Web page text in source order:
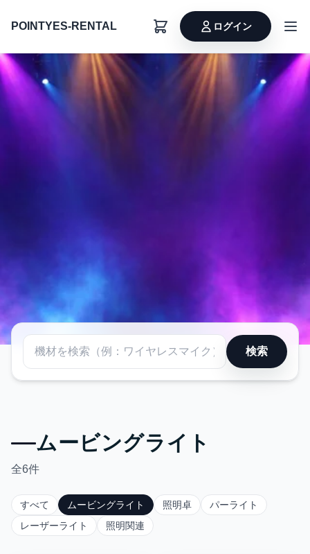
POINTYES-RENTAL ログイン
イベントを彩るプロフェッショ
ナル照明
検索
ムービングライト
全6件
すべて ムービングライト 照明卓
パーライト
レーザーライト
照明関連